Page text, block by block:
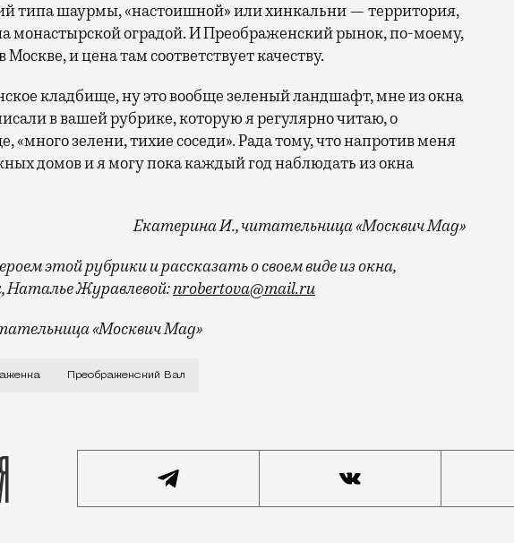
типа шаурмы, «настоишной» или хинкальни — территория,
монастырской оградой. И Преображенский рынок, по-моему,
и цена там соответствует качеству.
кладбище, ну это вообще зеленый ландшафт, мне из окна
в вашей рубрике, которую я регулярно читаю, о
«много зелени, тихие соседи». Рада тому, что напротив меня
домов и я могу пока каждый год наблюдать из окна
Екатерина И., читательница «Москвич Mag»
этой рубрики и рассказать о своем виде из окна,
Журавлевой:nrobertova@mail.ru
«Москвич Mag»
1973 года на улице Преображенский Вал. Считался он тогда
Преображенский Вал